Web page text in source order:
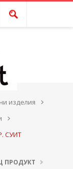
изделия
СУИТ
ПРОДУКТ